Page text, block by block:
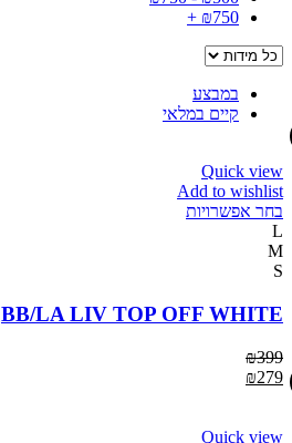
₪750
+
במבצע
קיים במלאי
Quick view
Add to wishlist
בחר אפשרויות
L
M
S
BB/LA LIV TOP OFF WHITE
₪399
₪279
Quick view